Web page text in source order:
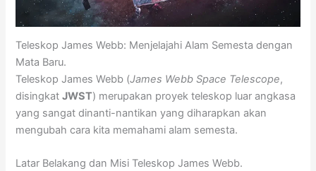
Teleskop James Webb: Menjelajahi Alam Semesta dengan
Mata Baru.
Teleskop James Webb (James Webb Space Telescope,
disingkatJWST) merupakan proyek teleskop luar angkasa
yang sangat dinanti-nantikan yang diharapkan akan
mengubah cara kita memahami alam semesta.
Latar Belakang dan Misi Teleskop James Webb.